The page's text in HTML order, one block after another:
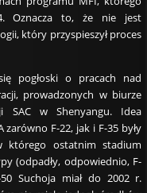
Oznacza to, że nie jest
który przyspieszył proces
pogłoski o pracach nad
prowadzonych w biurze
SAC w Shenyangu. Idea
F-22, jak i F-35 były
którego ostatnim stadium
(odpadły, odpowiednio, F-
Suchoja miał do 2002 r.